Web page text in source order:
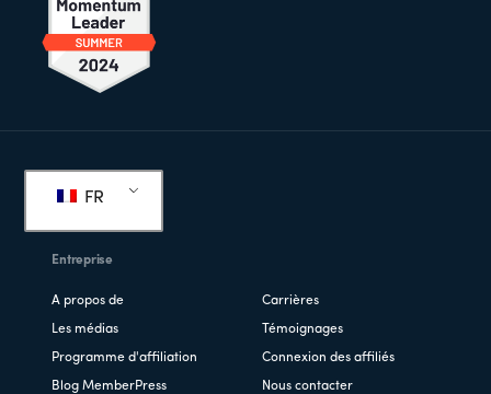
de
FR
Entreprise
A propos de Carrières
Les médias Témoignages
Programme d'affiliation Connexion des affiliés
Blog MemberPress Nous contacter